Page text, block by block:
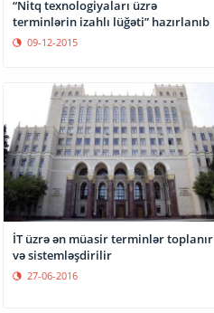
“Nitq texnologiyaları üzrə
terminlərin izahlı lüğəti” hazırlanıb
09-12-2015
İT üzrə ən müasir terminlər toplanır
və sistemləşdirilir
27-06-2016